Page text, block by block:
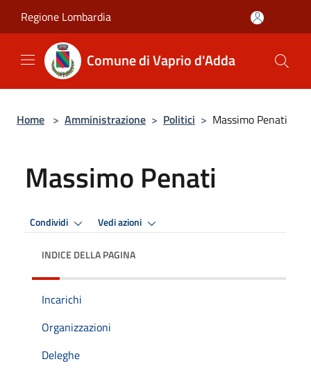
Regione Lombardia
Comune di Vaprio d'Adda
Home > Amministrazione > Politici > Massimo Penati
Massimo Penati
Condividi Vedi azioni
INDICE DELLA PAGINA
Incarichi
Organizzazioni
Deleghe